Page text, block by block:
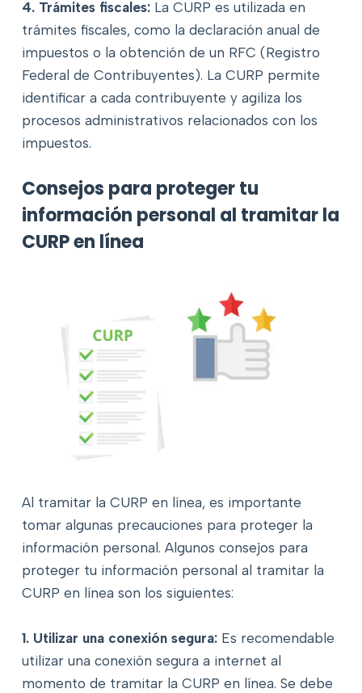
4. Trámites fiscales: La CURP es utilizada en
trámites fiscales, como la declaración anual de
impuestos o la obtención de un RFC (Registro
Federal de Contribuyentes). La CURP permite
identificar a cada contribuyente y agiliza los
procesos administrativos relacionados con los
impuestos.
Consejos para proteger tu
información personal al tramitar la
CURP en línea
Al tramitar la CURP en línea, es importante
tomar algunas precauciones para proteger la
información personal. Algunos consejos para
proteger tu información personal al tramitar la
CURP en línea son los siguientes:
1. Utilizar una conexión segura: Es recomendable
utilizar una conexión segura a internet al
momento de tramitar la CURP en línea. Se debe